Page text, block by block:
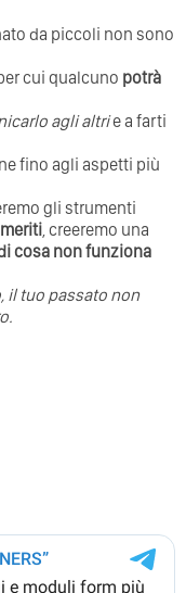
da piccoli non sono
cui qualcuno potrà
agli altrie a farti
fino agli aspetti più
gli strumenti
, creeremo una
cosa non funziona
il tuo passato non